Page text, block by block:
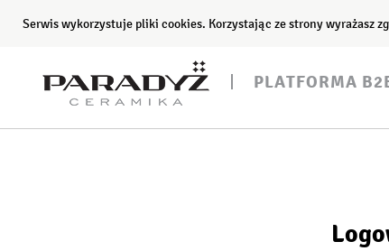
Serwis wykorzystuje pliki cookies. Korzystając ze strony wyrażasz
PLATFORMA